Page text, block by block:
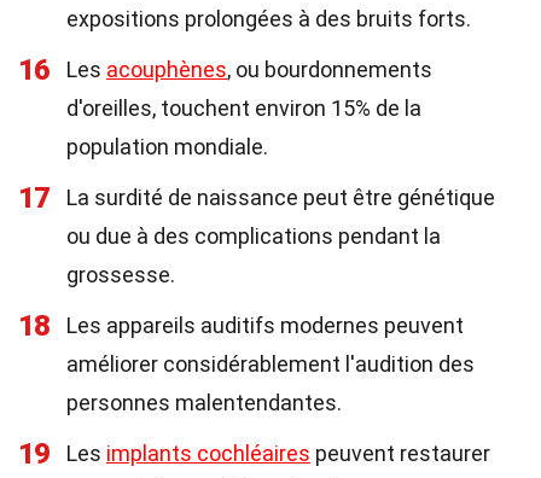
expositions prolongées à des bruits forts.
16 Les acouphènes, ou bourdonnements
d'oreilles, touchent environ 15% de la
population mondiale.
17
La surdité de naissance peut être génétique
ou due à des complications pendant la
grossesse.
18
Les appareils auditifs modernes peuvent
améliorer considérablement l'audition des
personnes malentendantes.
19 Les implants cochléaires peuvent restaurer